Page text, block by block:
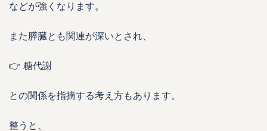
などが強くなります。
また膵臓とも関連が深いとされ、
👉 糖代謝
との関係を指摘する考え方もあります。
整うと、